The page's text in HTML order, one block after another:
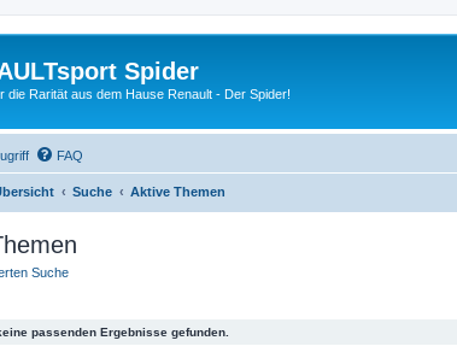
Spider
die Rarität aus dem Hause Renault - Der Spider!
FAQ
Suche Aktive Themen
Suche
passenden Ergebnisse gefunden.